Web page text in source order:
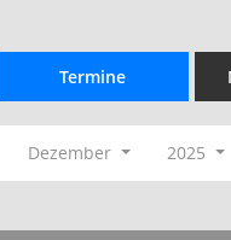
Termine
Dezember 2025